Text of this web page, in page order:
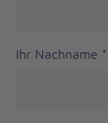
Ihr Nachname *